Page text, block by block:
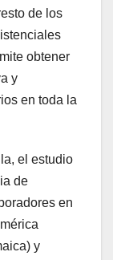
de los
obtener
y
en toda la
el estudio
de
en
y